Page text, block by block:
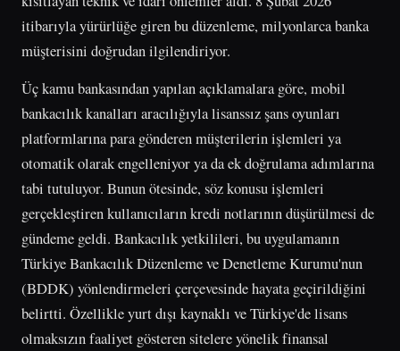
itibarıyla yürürlüğe giren bu düzenleme, milyonlarca banka
müşterisini doğrudan ilgilendiriyor.
Üç kamu bankasından yapılan açıklamalara göre, mobil
bankacılık kanalları aracılığıyla lisanssız şans oyunları
platformlarına para gönderen müşterilerin işlemleri ya
otomatik olarak engelleniyor ya da ek doğrulama adımlarına
tabi tutuluyor. Bunun ötesinde, söz konusu işlemleri
gerçekleştiren kullanıcıların kredi notlarının düşürülmesi de
gündeme geldi. Bankacılık yetkilileri, bu uygulamanın
Türkiye Bankacılık Düzenleme ve Denetleme Kurumu'nun
(BDDK) yönlendirmeleri çerçevesinde hayata geçirildiğini
belirtti. Özellikle yurt dışı kaynaklı ve Türkiye'de lisans
olmaksızın faaliyet gösteren sitelere yönelik finansal